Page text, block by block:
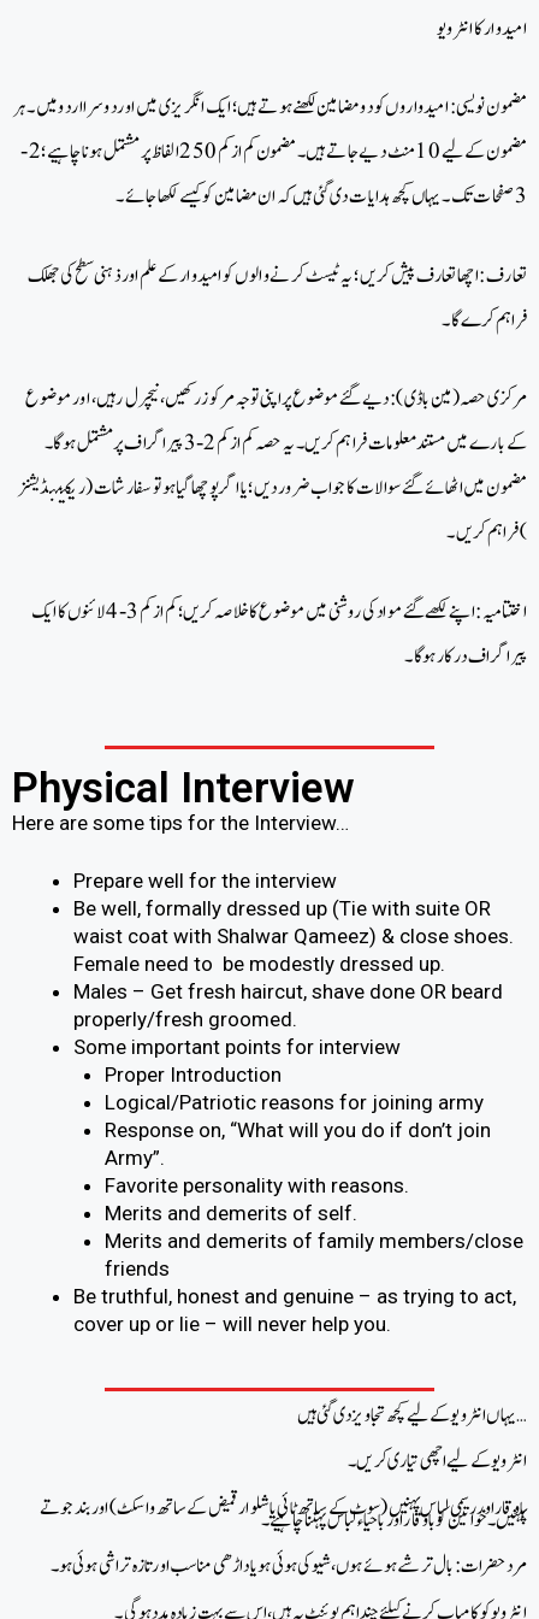
امیدوار کا انٹرویو
مضمون نویسی: امیدواروں کو دو مضامین لکھنے ہوتے ہیں؛ ایک انگریزی میں اور دوسرا اردو میں۔ ہر
مضمون کے لیے 10 منٹ دیے جاتے ہیں۔ مضمون کم از کم 250 الفاظ پر مشتمل ہونا چاہیے؛ 2-
3 صفحات تک۔ یہاں کچھ ہدایات دی گئی ہیں کہ ان مضامین کو کیسے لکھا جائے۔
تعارف: اچھا تعارف پیش کریں؛ یہ ٹیسٹ کرنے والوں کو امیدوار کے علم اور ذہنی سطح کی جھلک
فراہم کرے گا۔
مرکزی حصہ(مین باڈی): دیے گئے موضوع پر اپنی توجہ مرکوز رکھیں، نیچرل رہیں، اور موضوع
کے بارے میں مستند معلومات فراہم کریں۔ یہ حصہ کم از کم 2-3 پیراگراف پر مشتمل ہوگا۔
مضمون میں اٹھائے گئے سوالات کا جواب ضرور دیں؛ یا اگر پوچھا گیا ہو تو سفارشات (ریکیمنڈیشنز
) فراہم کریں۔
اختتامیہ: اپنے لکھے گئے مواد کی روشنی میں موضوع کا خلاصہ کریں؛ کم از کم 3-4 لائنوں کا ایک
پیراگراف درکار ہوگا۔
Physical Interview
Here are some tips for the Interview…
Prepare well for the interview
Be well, formally dressed up (Tie with suite OR
waist coat with Shalwar Qameez) & close shoes.
Female need to be modestly dressed up.
Males – Get fresh haircut, shave done OR beard
properly/fresh groomed.
Some important points for interview
Proper Introduction
Logical/Patriotic reasons for joining army
Response on, “What will you do if don’t join
Army”.
Favorite personality with reasons.
Merits and demerits of self.
Merits and demerits of family members/close
friends
Be truthful, honest and genuine – as trying to act,
cover up or lie – will never help you.
یہاں انٹرویو کے لیے کچھ تجاویز دی گئی ہیں…
انٹرویو کے لیے اچھی تیاری کریں۔
باوقار اور رسمی لباس پہنیں (سوٹ کے ساتھ ٹائی یا شلوار قمیض کے ساتھ واسکٹ) اور بند جوتے
پہنیں۔ خواتین کو باوقار اور باحیاء لباس پہننا چاہیے۔
مرد حضرات: بال ترشے ہوئے ہوں، شیو کی ہوئی ہو یا داڑھی مناسب اور تازہ تراشی ہوئی ہو۔